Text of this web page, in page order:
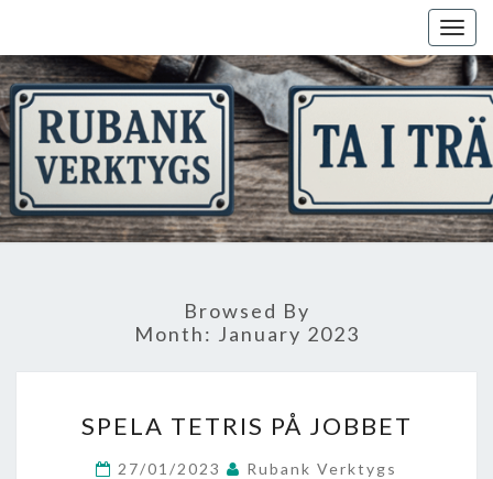
content
Browsed By
Month: January 2023
TETRIS
PÅ
SPELA TETRIS PÅ JOBBET
27/01/2023 Rubank Verktygs